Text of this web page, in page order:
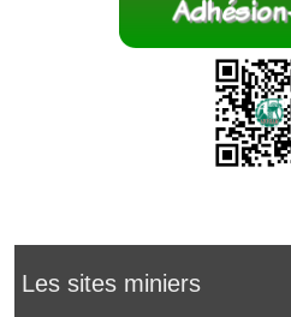
Les sites miniers